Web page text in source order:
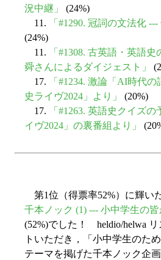
況中継」
(24%)
11.
「#1290. 冠詞の文法化
(24%)
11.
「#1308. 古英語・英語
舜さんによるダイジェスト」
17.
「#1234. 激論「AI時代
史ライヴ2024」より」
(20%)
17.
「#1263. 英語史クイズ
イヴ2024」の裏番組より」
第1位（得票率52%）に輝い
千本ノック (1) --- 小中学生の皆
(52%)でした！ heldio/helwa
トいただき，「小中学生のた
テーマを掲げた千本ノック企